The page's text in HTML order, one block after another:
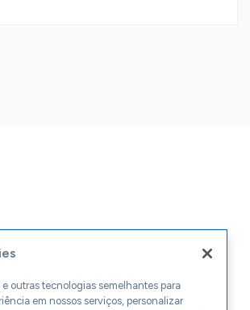
e outras tecnologias semelhantes para
em nossos serviços, personalizar